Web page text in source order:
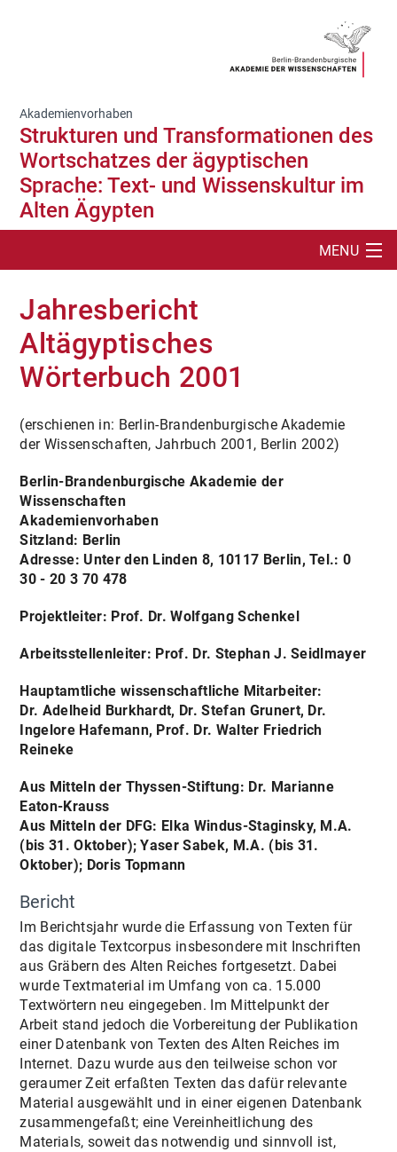
Akademienvorhaben
Strukturen und Transformationen des
Wortschatzes der ägyptischen
Sprache: Text- und Wissenskultur im
Alten Ägypten
MENU
PROJEKT
DIGITALE ANGEBOTE
AKTUELLES / VERANSTALTUNGEN
KONTAKT
Jahresbericht
Altägyptisches
Wörterbuch 2001
(erschienen in: Berlin-Brandenburgische Akademie
der Wissenschaften, Jahrbuch 2001, Berlin 2002)
Berlin-Brandenburgische Akademie der
Wissenschaften
Akademienvorhaben
Sitzland: Berlin
Adresse: Unter den Linden 8, 10117 Berlin, Tel.: 0
30 - 20 3 70 478
Projektleiter: Prof. Dr. Wolfgang Schenkel
Arbeitsstellenleiter: Prof. Dr. Stephan J. Seidlmayer
Hauptamtliche wissenschaftliche Mitarbeiter:
Dr. Adelheid Burkhardt, Dr. Stefan Grunert, Dr.
Ingelore Hafemann, Prof. Dr. Walter Friedrich
Reineke
Aus Mitteln der Thyssen-Stiftung: Dr. Marianne
Eaton-Krauss
Aus Mitteln der DFG: Elka Windus-Staginsky, M.A.
(bis 31. Oktober); Yaser Sabek, M.A. (bis 31.
Oktober); Doris Topmann
Bericht
Im Berichtsjahr wurde die Erfassung von Texten für
das digitale Textcorpus insbesondere mit Inschriften
aus Gräbern des Alten Reiches fortgesetzt. Dabei
wurde Textmaterial im Umfang von ca. 15.000
Textwörtern neu eingegeben. Im Mittelpunkt der
Arbeit stand jedoch die Vorbereitung der Publikation
einer Datenbank von Texten des Alten Reiches im
Internet. Dazu wurde aus den teilweise schon vor
geraumer Zeit erfaßten Texten das dafür relevante
Material ausgewählt und in einer eigenen Datenbank
zusammengefaßt; eine Vereinheitlichung des
Materials, soweit das notwendig und sinnvoll ist,